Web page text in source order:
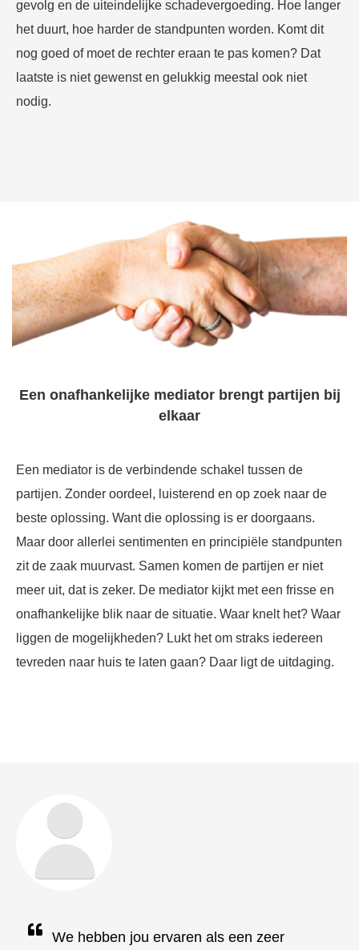
gevolg en de uiteindelijke schadevergoeding. Hoe langer
het duurt, hoe harder de standpunten worden. Komt dit
nog goed of moet de rechter eraan te pas komen? Dat
laatste is niet gewenst en gelukkig meestal ook niet
nodig.
Een onafhankelijke mediator brengt partijen bij
elkaar
Een mediator is de verbindende schakel tussen de
partijen. Zonder oordeel, luisterend en op zoek naar de
beste oplossing. Want die oplossing is er doorgaans.
Maar door allerlei sentimenten en principiële standpunten
zit de zaak muurvast. Samen komen de partijen er niet
meer uit, dat is zeker. De mediator kijkt met een frisse en
onafhankelijke blik naar de situatie. Waar knelt het? Waar
liggen de mogelijkheden? Lukt het om straks iedereen
tevreden naar huis te laten gaan? Daar ligt de uitdaging.
We hebben jou ervaren als een zeer